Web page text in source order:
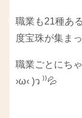
職業も21種あ
度宝珠が集ま
職業ごとにち
›ω‹ )ว ⁾⁾💦